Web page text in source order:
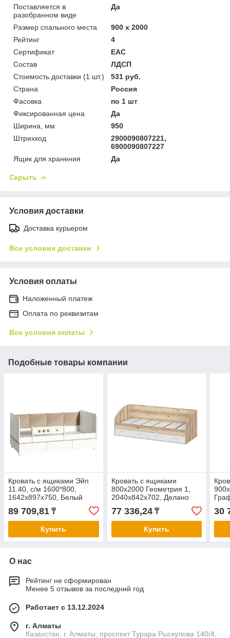
Поставляется в
разобранном виде
Да
Размер спального места
900 х 2000
Рейтинг
4
Сертификат
ЕАС
Состав
ЛДСП
Стоимость доставки (1 шт.)
531 руб.
Страна
Россия
Фасовка
по 1 шт
Фиксированная цена
Да
Ширина, мм
950
Штрихкод
2900090807221,
6900090807227
Ящик для хранения
Да
Скрыть
Условия доставки
Доставка курьером
Все условия доставки
Условия оплаты
Наложенный платеж
Оплата по реквизитам
Все условия оплаты
Подобные товары компании
Кровать с ящиками Эйп
11.40, с/м 1600*800,
1642х897х750, Белый
89 709,81 ₸
Купить
Кровать с ящиками
800х2000 Геометрия 1,
2040х842х702, Делано
светлый/белый
77 336,24₸
Купить
30
О нас
Рейтинг не сформирован
Менее 5 отзывов за последний год
Работает с 13.12.2024
г. Алматы
Казахстан, г. Алматы, проспект Турара Рыскулова 140/4,